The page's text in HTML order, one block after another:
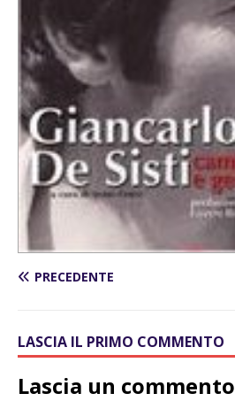
PRECEDENTE
LASCIA IL PRIMO COMMENTO
Lascia un commento